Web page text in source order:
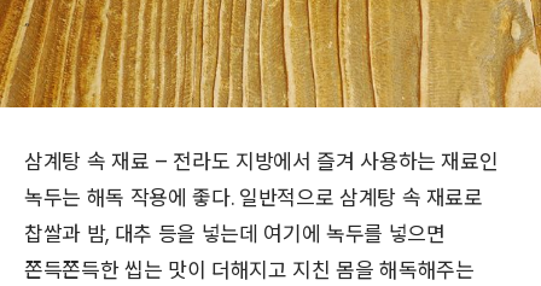
삼계탕 속 재료 – 전라도 지방에서 즐겨 사용하는 재료인
녹두는 해독 작용에 좋다. 일반적으로 삼계탕 속 재료로
찹쌀과 밤, 대추 등을 넣는데 여기에 녹두를 넣으면
쫀득쫀득한 씹는 맛이 더해지고 지친 몸을 해독해주는